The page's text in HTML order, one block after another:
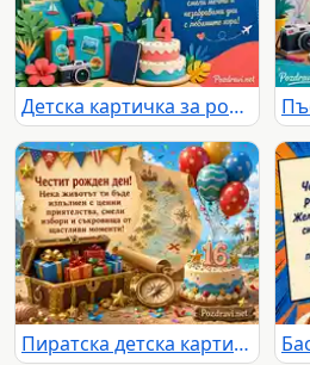
Детска картичка за рожден ден с глобус, балони, куфар и торта 14
Пиратска детска картичка за 16-и рожден ден със съкровища и балони